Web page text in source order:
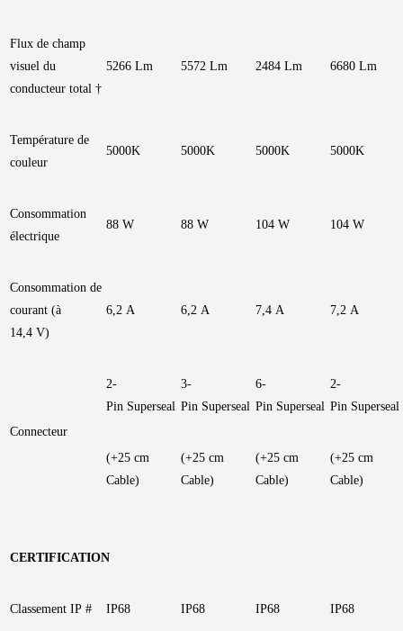
Flux de champ
visuel du
conducteur total †
5266 Lm 5572 Lm 2484 Lm 6680 Lm
Température de
couleur
5000K 5000K 5000K 5000K
Consommation
électrique
88 W 88 W 104 W 104 W
Consommation de
courant (à
14,4 V)
6,2 A 6,2 A 7,4 A 7,2 A
Connecteur
2-
Pin Superseal
3-
Pin Superseal
6-
Pin Superseal
2-
Pin Superseal
(+25 cm
Cable)
(+25 cm
Cable)
(+25 cm
Cable)
(+25 cm
Cable)
CERTIFICATION
Classement IP # IP68 IP68 IP68 IP68